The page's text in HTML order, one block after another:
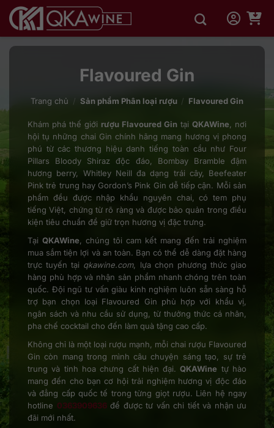
qua
dung
Flavoured Gin
Trang chủ / Sản phẩm Phân loại rượu / Flavoured Gin
Khám phá thế giới rượu Flavoured Gin tại QKAWine, nơi
hội tụ những chai Gin chính hãng mang hương vị phong
phú từ các thương hiệu danh tiếng toàn cầu như Four
Pillars Bloody Shiraz độc đáo, Bombay Bramble đậm
hương berry, Whitley Neill đa dạng trái cây, Beefeater
Pink trẻ trung hay Gordon’s Pink Gin dễ tiếp cận. Mỗi sản
phẩm đều được nhập khẩu nguyên chai, có tem phụ
tiếng Việt, chứng từ rõ ràng và được bảo quản trong điều
kiện tiêu chuẩn để giữ trọn hương vị đặc trưng.
Tại QKAWine, chúng tôi cam kết mang đến trải nghiệm
mua sắm tiện lợi và an toàn. Bạn có thể dễ dàng đặt hàng
trực tuyến tại qkawine.com, lựa chọn phương thức giao
hàng phù hợp và nhận sản phẩm nhanh chóng trên toàn
quốc. Đội ngũ tư vấn giàu kinh nghiệm luôn sẵn sàng hỗ
trợ bạn chọn loại Flavoured Gin phù hợp với khẩu vị,
ngân sách và nhu cầu sử dụng, từ thưởng thức cá nhân,
pha chế cocktail cho đến làm quà tặng cao cấp.
Không chỉ là một loại rượu mạnh, mỗi chai rượu Flavoured
Gin còn mang trong mình câu chuyện sáng tạo, sự trẻ
trung và tinh hoa chưng cất hiện đại.QKAWine tự hào
mang đến cho bạn cơ hội trải nghiệm hương vị độc đáo
và đẳng cấp quốc tế trong từng giọt rượu. Liên hệ ngay
hotline 0363909636để được tư vấn chi tiết và nhận ưu
đãi mới nhất.